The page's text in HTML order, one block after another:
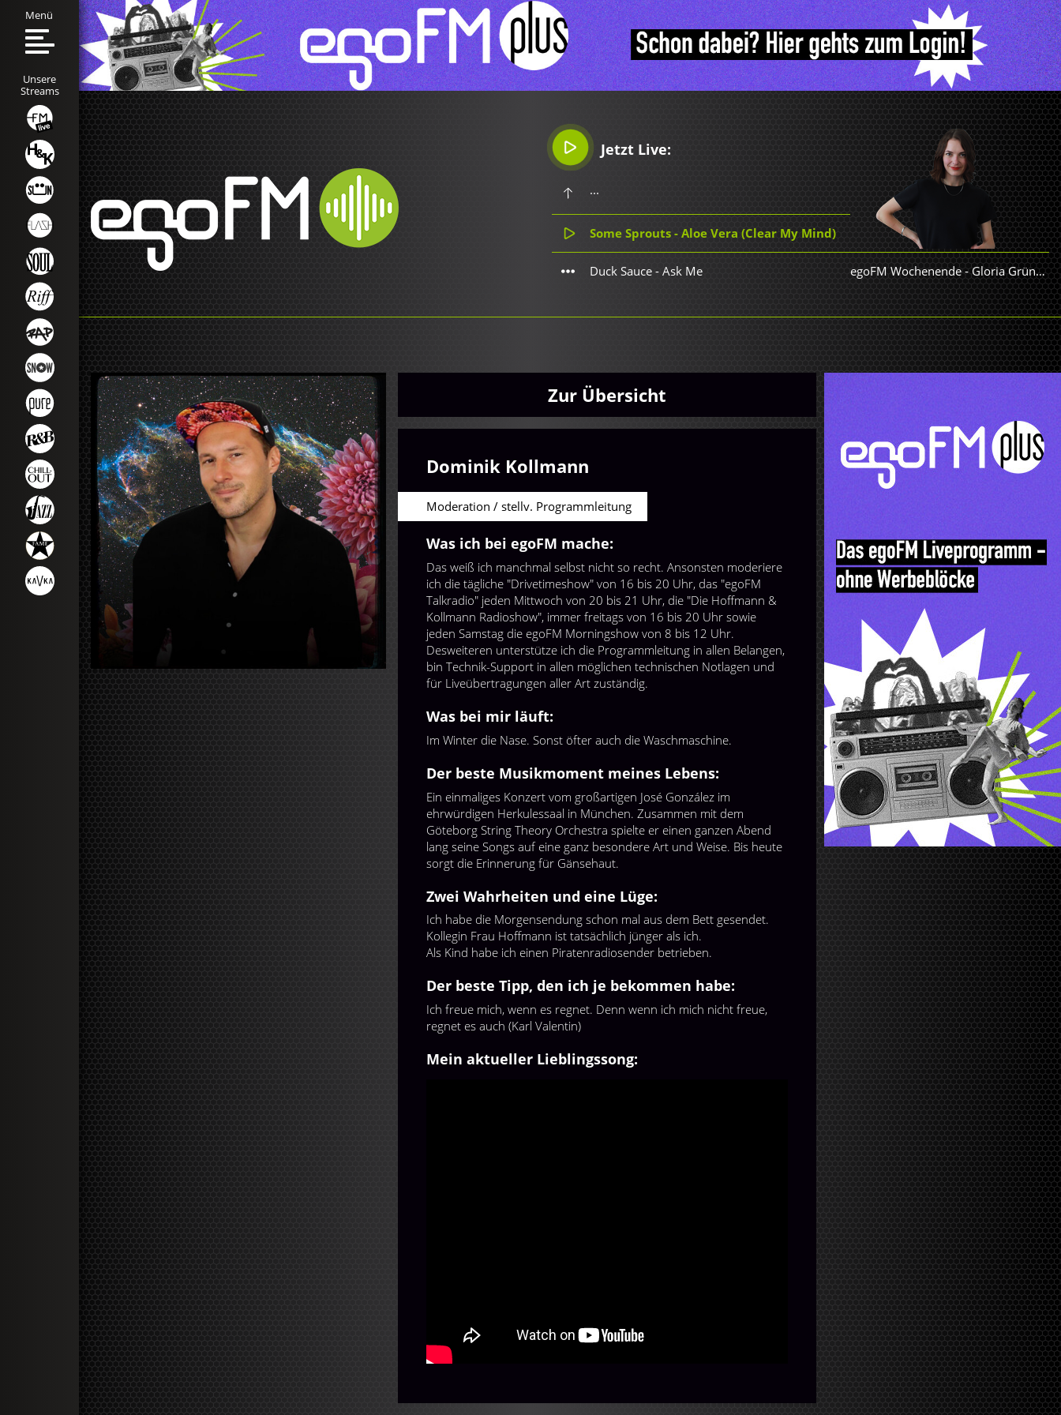
Jetzt Live:
...
Some Sprouts - Aloe Vera (Clear My Mind)
Duck Sauce - Ask Me egoFM Wochenende-Gloria Grünwald
Menü
Unsere
Streams
Zur Übersicht
Dominik Kollmann
Moderation / stellv. Programmleitung
Was ich bei egoFM mache:
Das weiß ich manchmal selbst nicht so recht. Ansonsten moderiere
ich die tägliche "Drivetimeshow" von 16 bis 20 Uhr, das "egoFM
Talkradio" jeden Mittwoch von 20 bis 21 Uhr, die "Die Hoffmann &
Kollmann Radioshow", immer freitags von 16 bis 20 Uhr sowie
jeden Samstag die egoFM Morningshow von 8 bis 12 Uhr.
Desweiteren unterstütze ich die Programmleitung in allen Belangen,
bin Technik-Support in allen möglichen technischen Notlagen und
für Liveübertragungen aller Art zuständig.
Was bei mir läuft:
Im Winter die Nase. Sonst öfter auch die Waschmaschine.
Der beste Musikmoment meines Lebens:
Ein einmaliges Konzert vom großartigen José González im
ehrwürdigen Herkulessaal in München. Zusammen mit dem
Göteborg String Theory Orchestra spielte er einen ganzen Abend
lang seine Songs auf eine ganz besondere Art und Weise. Bis heute
sorgt die Erinnerung für Gänsehaut.
Zwei Wahrheiten und eine Lüge:
Ich habe die Morgensendung schon mal aus dem Bett gesendet.
Kollegin Frau Hoffmann ist tatsächlich jünger als ich.
Als Kind habe ich einen Piratenradiosender betrieben.
Der beste Tipp, den ich je bekommen habe:
Ich freue mich, wenn es regnet. Denn wenn ich mich nicht freue,
regnet es auch (Karl Valentin)
Mein aktueller Lieblingssong: